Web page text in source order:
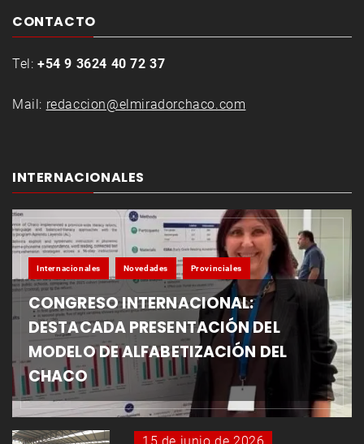
CONTACTO
Tel: +54 9 3624 40 72 37
Mail: redaccion@elmiradorchaco.com
INTERNACIONALES
Internacionales Novedades Provinciales
CONGRESO INTERNACIONAL:
DESTACADA PRESENTACIÓN DEL
MODELO DE ALFABETIZACIÓN DEL
CHACO